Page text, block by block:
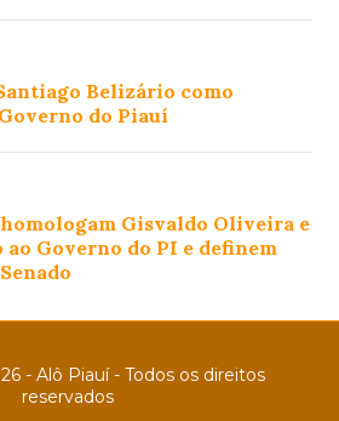
Belizário como
do Piauí
homologam Gisvaldo Oliveira e
Governo do PI e definem
- Alô Piauí - Todos os direitos
reservados